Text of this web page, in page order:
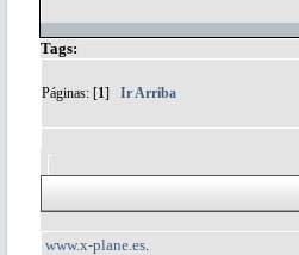
Tags:
Páginas: [1] Ir Arriba
www.x-plane.es